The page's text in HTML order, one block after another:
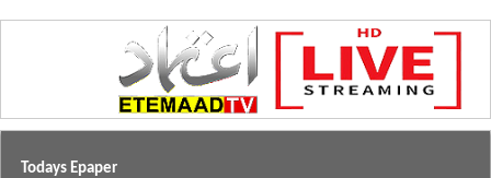
Todays Epaper